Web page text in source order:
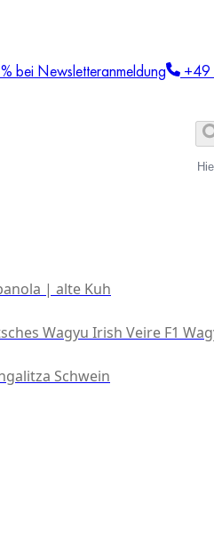
bei Newsletteranmeldung +49
| alte Kuh
Wagyu Irish Veire F1
Schwein